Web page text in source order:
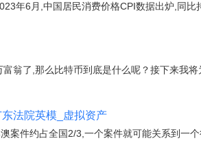
年6月,中国居民消费价格CPI数据出炉,同比
翁了,那么比特币到底是什么呢？接下来我
法院英模_虚拟资产
案件约占全国2/3,一个案件就可能关系到一